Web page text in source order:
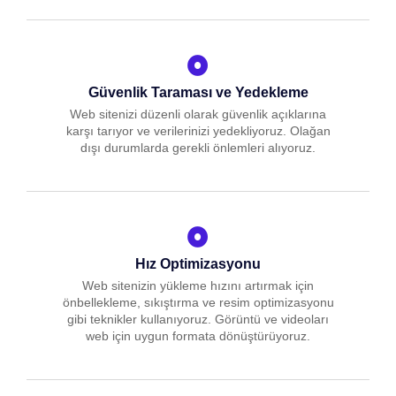
Güvenlik Taraması ve Yedekleme
Web sitenizi düzenli olarak güvenlik açıklarına
karşı tarıyor ve verilerinizi yedekliyoruz. Olağan
dışı durumlarda gerekli önlemleri alıyoruz.
Hız Optimizasyonu
Web sitenizin yükleme hızını artırmak için
önbellekleme, sıkıştırma ve resim optimizasyonu
gibi teknikler kullanıyoruz. Görüntü ve videoları
web için uygun formata dönüştürüyoruz.